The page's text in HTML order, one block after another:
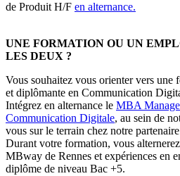
de Produit H/F en alternance.
UNE FORMATION OU UN
LES DEUX ?
Vous souhaitez vous orienter vers une
et diplômante en Communication
Intégrez en alternance le MBA
Communication Digitale, au sein de
vous sur le terrain chez notre
Durant votre formation, vous
MBway de Rennes et expériences en
diplôme de niveau Bac +5.